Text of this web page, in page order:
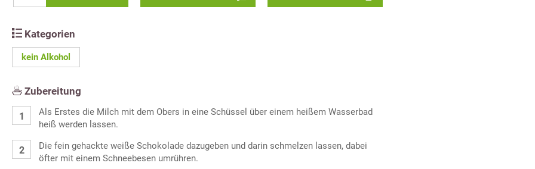
Kategorien
kein Alkohol
Zubereitung
Als Erstes die Milch mit dem Obers in eine Schüssel über einem heißem Wasserbad
heiß werden lassen.
Die fein gehackte weiße Schokolade dazugeben und darin schmelzen lassen, dabei
öfter mit einem Schneebesen umrühren.